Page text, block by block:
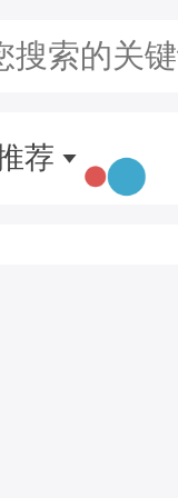
荐